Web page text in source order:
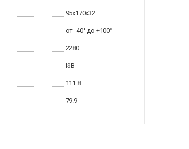
95x170x32
от -40° до +100°
2280
ISB
111.8
79.9